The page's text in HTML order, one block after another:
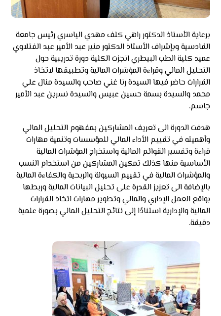
برعاية الأستاذ الدكتور راهي كلف مهدي الياسري رئيس جامعة
القادسية وبإشراف الأستاذ الدكتور منير عبد الأمير عبد الفتلاوي
عميد كلية الطب البيطري انجزت الكلية دورة تدريبية حول
التحليل المالي وقراءة المؤشرات المالية وتطبيقها لاتخاذ
القرارات حاضر فيها السيدة رنا غني صاحب والسيدة منال علي
محمد والسيدة بسمة حسين عبيس والسيدة نسرين عبد الأمير
جاسم.
هدفت الدورة الى تعريف المشاركين بمفهوم التحليل المالي
وأهميته في تقييم الأداء المالي للمؤسسات وتنمية مهارات
قراءة وتفسير القوائم المالية واستخراج المؤشرات المالية
الأساسية منها كذلك تمكين المشاركين من استخدام النسب
والمؤشرات المالية في تقييم السيولة والربحية والكفاءة المالية
بالإضافة الى تعزيز القدرة على تحليل البيانات المالية وربطها
بواقع العمل الإداري والمالي وتطوير مهارات اتخاذ القرارات
المالية والإدارية استنادًا إلى نتائج التحليل المالي بصورة علمية
دقيقة.